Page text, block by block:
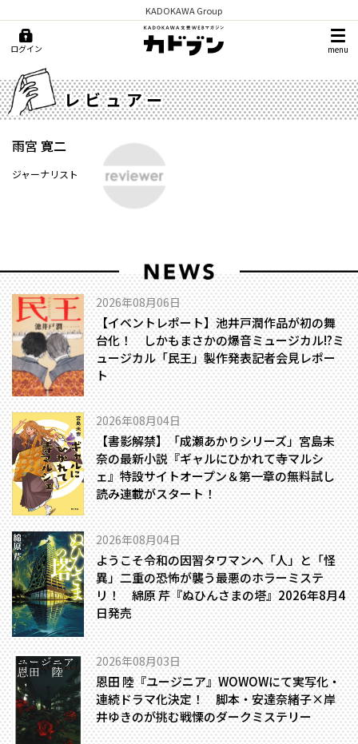
KADOKAWA Group
ログイン menu
レビュアー
雨宮 寛二
ジャーナリスト
2026年08月06日
【イベントレポート】池井戸潤作品が初の舞
台化！ しかもまさかの爆音ミュージカル!?――ミ
ュージカル「民王」製作発表記者会見レポー
ト
2026年08月04日
【書影解禁】「成瀬あかりシリーズ」宮島未
奈の最新小説『ギャルにひかれて寺マルシ
ェ』特設サイトオープン＆第一章の無料試し
読み連載がスタート！
2026年08月04日
ようこそ令和の因習タワマンへ――「人」と「怪
異」二重の恐怖が襲う最悪のホラーミステ
リ！ 綿原 芹『ぬひんさまの塔』2026年8月4
日発売
2026年08月03日
恩田 陸『ユージニア』WOWOWにて実写化・
連続ドラマ化決定！ 脚本・安達奈緒子×岸
井ゆきのが挑む戦慄のダークミステリー